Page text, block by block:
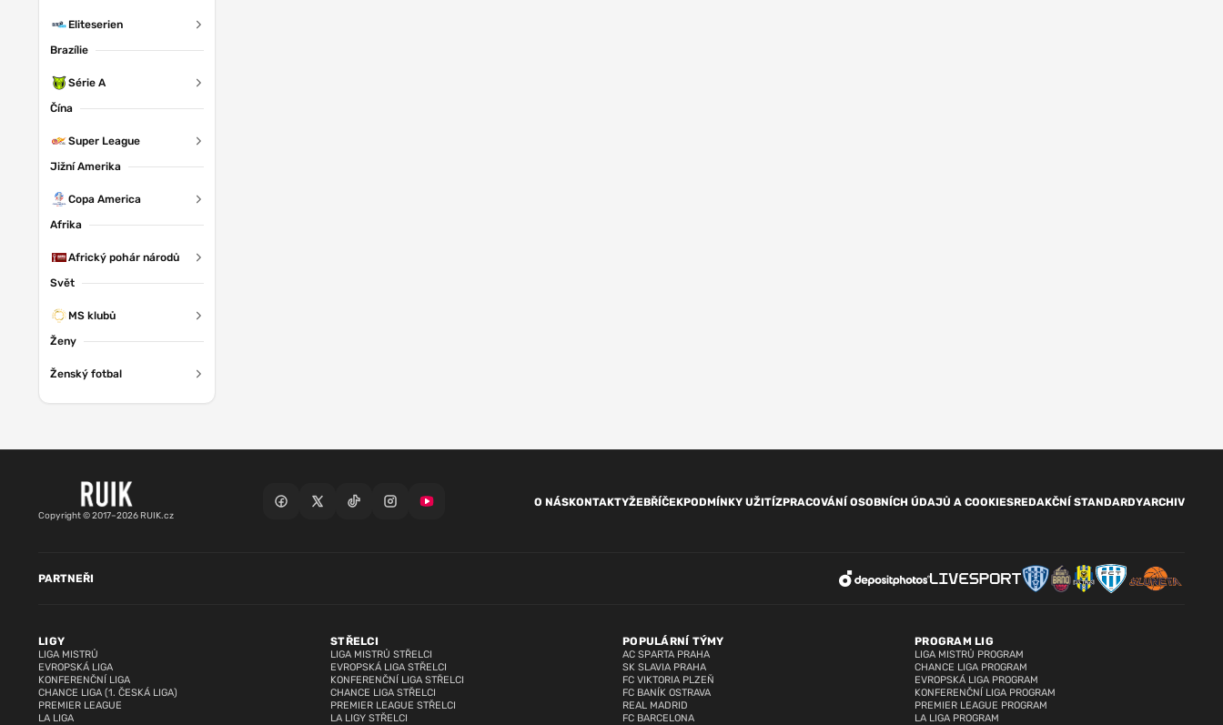
Eliteserien
Brazílie
Série A
Čína
Super League
Jižní Amerika
Copa America
Afrika
Africký pohár národů
Svět
MS klubů
Ženy
Ženský fotbal
Copyright © 2017–2026 RUIK.cz
O NÁSKONTAKTYŽEBŘÍČEKPODMÍNKY UŽITÍZPRACOVÁNÍ OSOBNÍCH ÚDAJŮ A COOKIESREDAKČNÍ STANDARDYARCHIV
LIGY
LIGA MISTRŮ
EVROPSKÁ LIGA
KONFERENČNÍ LIGA
CHANCE LIGA (1. ČESKÁ LIGA)
PREMIER LEAGUE
LA LIGA
STŘELCI
LIGA MISTRŮ STŘELCI
EVROPSKÁ LIGA STŘELCI
KONFERENČNÍ LIGA STŘELCI
CHANCE LIGA STŘELCI
PREMIER LEAGUE STŘELCI
LA LIGY STŘELCI
POPULÁRNÍ TÝMY
AC SPARTA PRAHA
SK SLAVIA PRAHA
FC VIKTORIA PLZEŇ
FC BANÍK OSTRAVA
REAL MADRID
FC BARCELONA
PROGRAM LIG
LIGA MISTRŮ PROGRAM
CHANCE LIGA PROGRAM
EVROPSKÁ LIGA PROGRAM
KONFERENČNÍ LIGA PROGRAM
PREMIER LEAGUE PROGRAM
LA LIGA PROGRAM
PARTNEŘI